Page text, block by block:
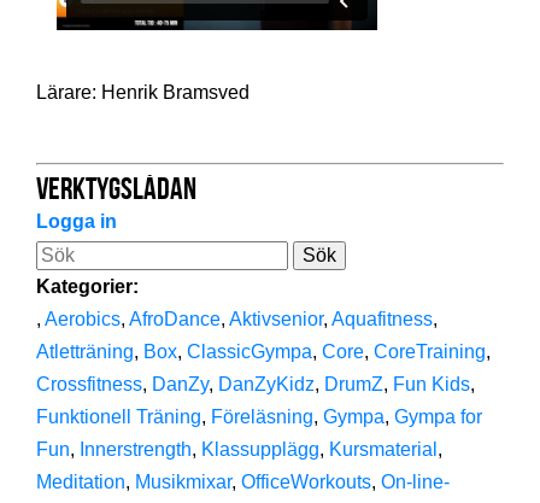
Hjälp
Gym
AerobicWeekends Sweden
Träningsresor
Utbildningar
Kalendern
Lärare: Henrik Bramsved
Verktygslådan
Logga in
Sök
Kategorier:
, Aerobics, AfroDance, Aktivsenior, Aquafitness,
Atletträning, Box, ClassicGympa, Core, CoreTraining,
Crossfitness, DanZy, DanZyKidz, DrumZ, Fun Kids,
Funktionell Träning, Föreläsning, Gympa, Gympa for
Fun, Innerstrength, Klassupplägg, Kursmaterial ,
Meditation, Musikmixar, OfficeWorkouts, On-line-